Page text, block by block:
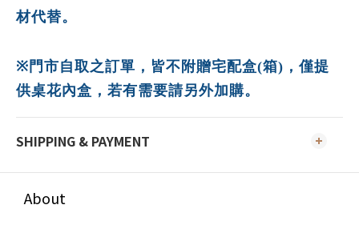
材代替。
※ 門市自取之訂單，皆不附贈宅配盒(箱)，僅提
供桌花內盒 ，若有需要請另外加購。
SHIPPING & PAYMENT
About